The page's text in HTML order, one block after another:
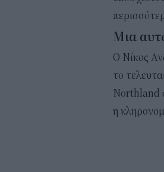
Μια
Ο Νίκος
το
Northland
η